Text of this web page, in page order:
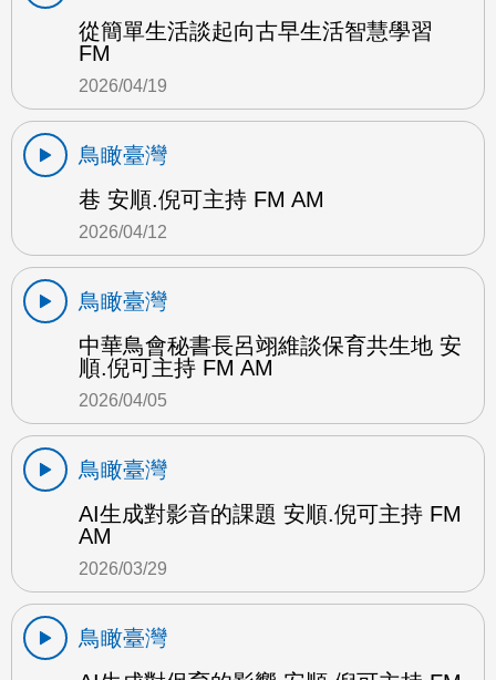
從簡單生活談起向古早生活智慧學習
FM
2026/04/19
鳥瞰臺灣
巷 安順.倪可主持 FM AM
2026/04/12
鳥瞰臺灣
中華鳥會秘書長呂翊維談保育共生地 安
順.倪可主持 FM AM
2026/04/05
鳥瞰臺灣
AI生成對影音的課題 安順.倪可主持 FM
AM
2026/03/29
鳥瞰臺灣